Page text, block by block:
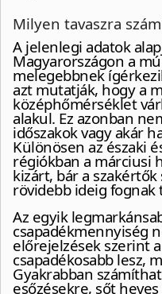
Milyen tavaszra
A jelenlegi adatok
Magyarországon a
melegebbnek
azt mutatják, hogy a
középhőmérséklet
alakul. Ez azonban
időszakok vagy akár
Különösen az északi
régiókban a márciusi
kizárt, bár a
rövidebb ideig fognak
Az egyik
csapadékmennyiség
előrejelzések szerint
csapadékosabb lesz,
Gyakrabban
esőzésekre, sőt